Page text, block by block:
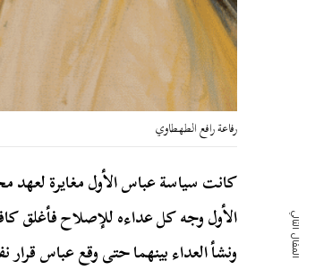
رفاعة رافع الطهطاوي
كانت سياسة عباس الأول مغايرة لعهد
الأول وجه كل عداءه للإصلاح فأغلق
ونشأ العداء بينهما حتى وقع عباس
المقال التالي